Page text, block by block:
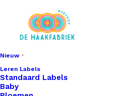
Nieuw
Leren Labels
Standaard Labels
Baby